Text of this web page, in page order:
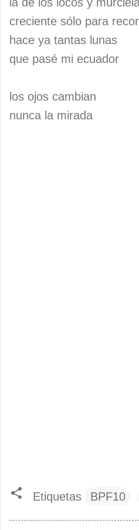
creciente sólo para
hace ya tantas lunas
que pasé mi ecuador
los ojos cambian
nunca la mirada
Etiquetas BPF10